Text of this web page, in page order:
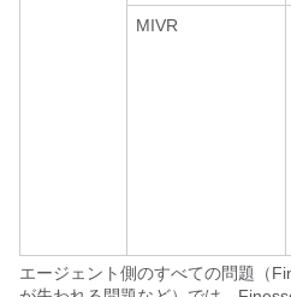
MIVR
エージェント側のすべての問題（